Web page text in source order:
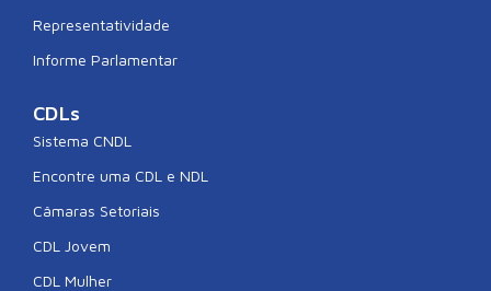
Representatividade
Informe Parlamentar
CDLs
Sistema CNDL
Encontre uma CDL e NDL
Câmaras Setoriais
CDL Jovem
CDL Mulher